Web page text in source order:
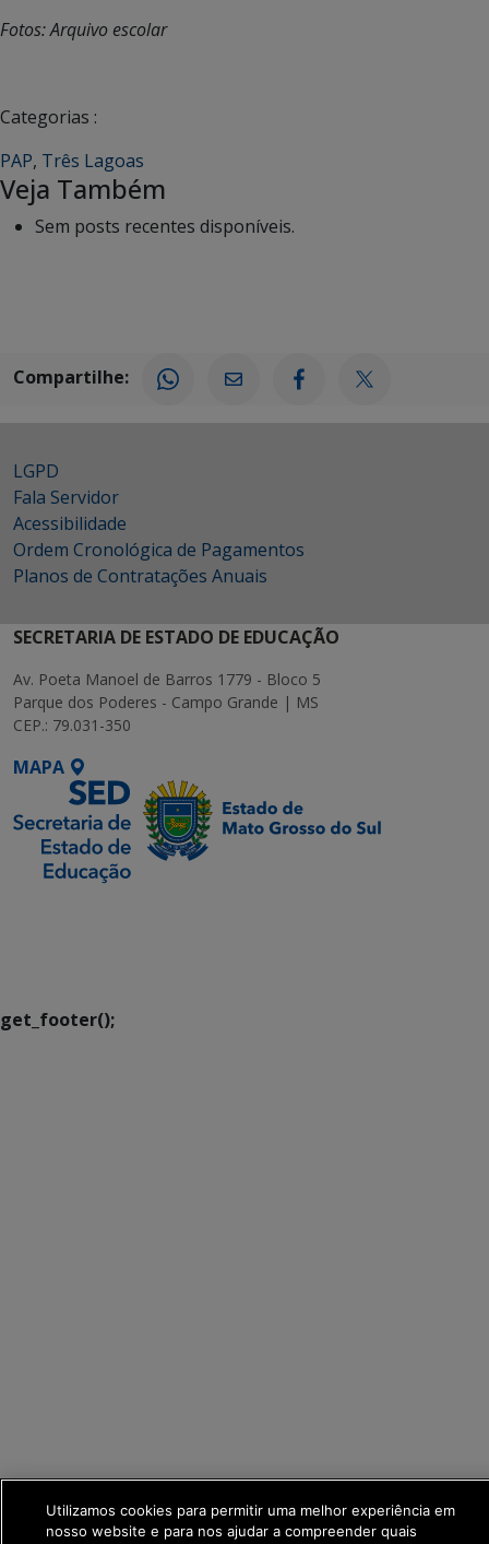
Fotos: Arquivo escolar
Categorias :
PAP, Três Lagoas
Veja Também
Sem posts recentes disponíveis.
Compartilhe:
LGPD
Fala Servidor
Acessibilidade
Ordem Cronológica de Pagamentos
Planos de Contratações Anuais
SECRETARIA DE ESTADO DE EDUCAÇÃO
Av. Poeta Manoel de Barros 1779 - Bloco 5
Parque dos Poderes - Campo Grande | MS
CEP.: 79.031-350
MAPA
get_footer();
Utilizamos cookies para permitir uma melhor experiência em
nosso website e para nos ajudar a compreender quais